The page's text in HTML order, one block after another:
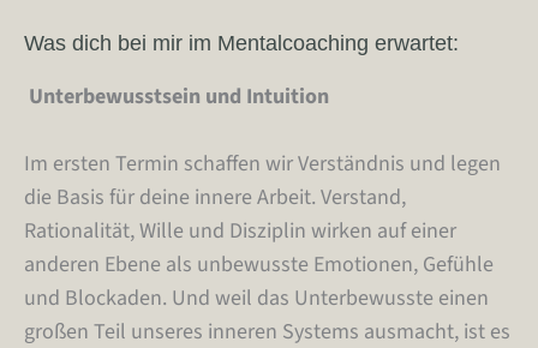
Was dich bei mir im Mentalcoaching erwartet:
Unterbewusstsein und Intuition
Im ersten Termin schaffen wir Verständnis und legen
die Basis für deine innere Arbeit. Verstand,
Rationalität, Wille und Disziplin wirken auf einer
anderen Ebene als unbewusste Emotionen, Gefühle
und Blockaden. Und weil das Unterbewusste einen
großen Teil unseres inneren Systems ausmacht, ist es